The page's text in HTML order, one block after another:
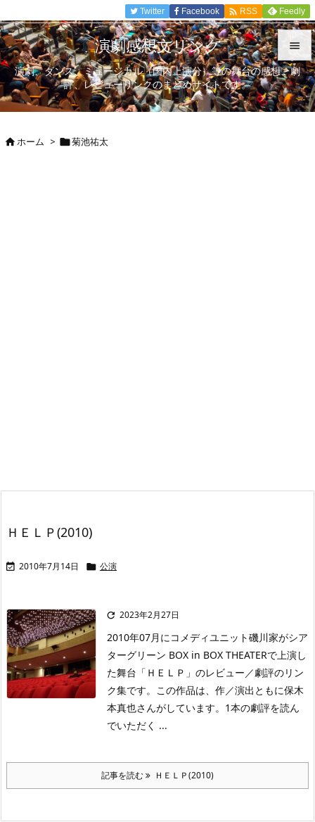


メニュ

Twitter Facebook  RSS Feedly
演劇感想文リンク
演劇、ダンス、ミュージカル（国内上演分）等の舞台の感想、劇
評、レビューリンクのまとめサイトです。
ホーム > 菊池祐太
ＨＥＬＰ(2010)
 2010年7月14日  公演
 2023年2月27日
2010年07月にコメディユニット磯川家がシア
ターグリーン BOX in BOX THEATERで上演し
た舞台「ＨＥＬＰ」のレビュー／劇評のリン
ク集です。この作品は、作／演出ともに保木
本真也さんがしています。1本の劇評を読ん
でいただく ...
記事を読む ＨＥＬＰ(2010)